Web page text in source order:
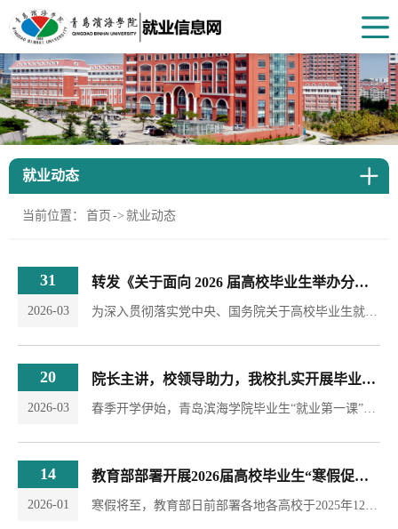
就业动态
当前位置： 首页 -> 就业动态
31
2026-03
转发《关于面向 2026 届高校毕业生举办分行业春季招聘活动的通知》
20
2026-03
院长主讲，校领导助力，我校扎实开展毕业生“就业第一课”
14
2026-01
教育部部署开展2026届高校毕业生“寒假促就业暖心行动”